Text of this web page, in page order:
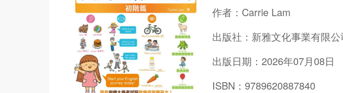
作者： Carrie Lam
出版社： 新雅文化事業有限公
出版日期：2026年07月08日
ISBN：9789620887840